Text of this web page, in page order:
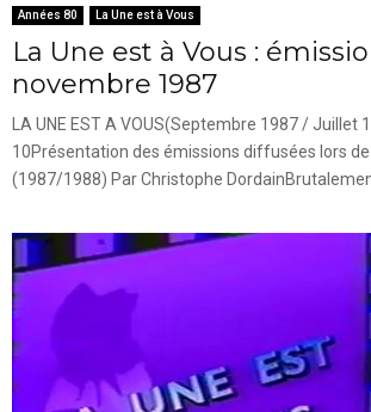
Années 80 La Une est à Vous
La Une est à Vous :
novembre 1987
LA UNE EST A VOUS(Septembre 1987 / Juillet
10Présentation des émissions diffusées lors
(1987/1988) Par Christophe